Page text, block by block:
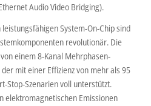
Audio Video Bridging).
System-On-Chip sind
revolutionär. Die
einem 8-Kanal Mehrphasen-
mit einer Effizienz von mehr als 95
Stop-Szenarien voll unterstützt.
elektromagnetischen Emissionen